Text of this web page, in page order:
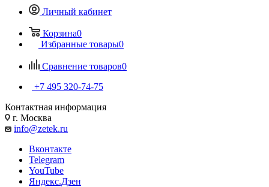
Личный кабинет
Корзина0
Избранные товары0
Сравнение товаров0
+7 495 320-74-75
Контактная информация
г. Москва
info@zetek.ru
Вконтакте
Telegram
YouTube
Яндекс.Дзен